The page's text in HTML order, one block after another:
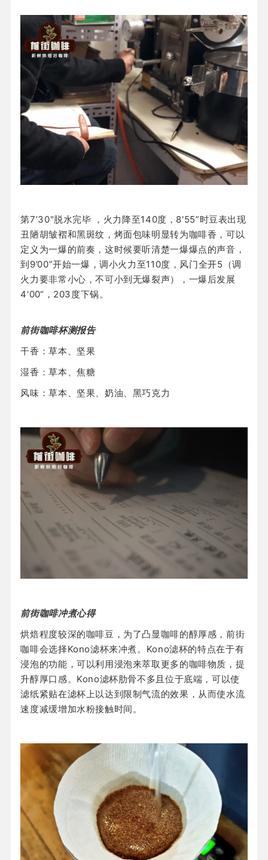
第7’30"脱水完毕 ，火力降至140度，8'55”时豆表出现
丑陋胡皱褶和黑斑纹，烤面包味明显转为咖啡香，可以
定义为一爆的前奏，这时候要听清楚一爆爆点的声音，
到9’00”开始一爆，调小火力至110度，风门全开5（调
火力要非常小心，不可小到无爆裂声），一爆后发展
4‘00“，203度下锅。
前街咖啡杯测报告
干香：草本、坚果
湿香：草本、焦糖
风味：草本、坚果、奶油、黑巧克力
前街咖啡冲煮心得
烘焙程度较深的咖啡豆，为了凸显咖啡的醇厚感，前街
咖啡会选择Kono滤杯来冲煮。Kono滤杯的特点在于有
浸泡的功能，可以利用浸泡来萃取更多的咖啡物质，提
升醇厚口感。Kono滤杯肋骨不多且位于底端，可以使
滤纸紧贴在滤杯上以达到限制气流的效果，从而使水流
速度减缓增加水粉接触时间。